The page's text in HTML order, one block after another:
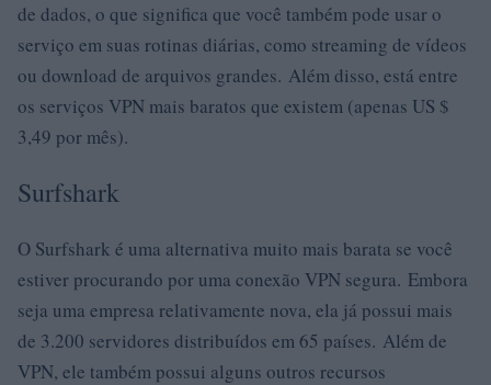
de dados, o que significa que você também pode usar o
serviço em suas rotinas diárias, como streaming de vídeos
ou download de arquivos grandes. Além disso, está entre
os serviços VPN mais baratos que existem (apenas US $
3,49 por mês).
Surfshark
O Surfshark é uma alternativa muito mais barata se você
estiver procurando por uma conexão VPN segura. Embora
seja uma empresa relativamente nova, ela já possui mais
de 3.200 servidores distribuídos em 65 países. Além de
VPN, ele também possui alguns outros recursos